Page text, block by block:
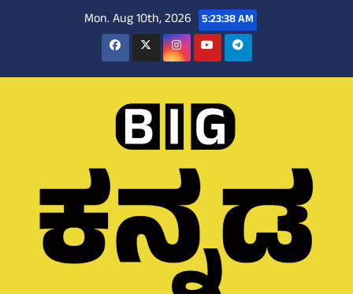
Mon. Aug 10th, 2026 5:23:39 AM